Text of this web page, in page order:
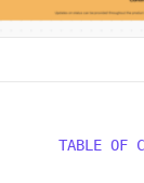
TABLE OF